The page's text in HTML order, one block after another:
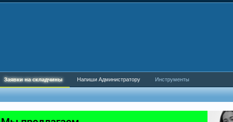
Заявки на складчины Напиши Администратору Инструменты